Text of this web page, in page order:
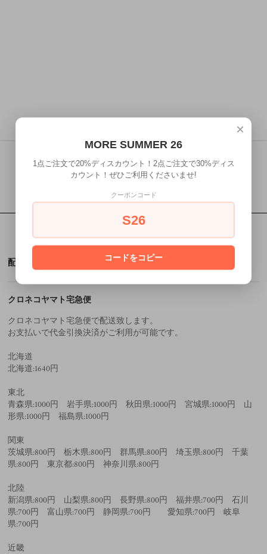
配送・送料
クロネコヤマト宅急便
クロネコヤマト宅急便で配送致します。
お支払いで代金引換決済がご利用が可能です。
北海道
北海道:1640円
東北
青森県:1000円 岩手県:1000円 秋田県:1000円 宮城県:1000円 山
形県:1000円 福島県:1000円
関東
茨城県:800円 栃木県:800円 群馬県:800円 埼玉県:800円 千葉
県:800円 東京都:800円 神奈川県:800円
北陸
新潟県:800円 山梨県:800円 長野県:800円 福井県:700円 石川
県:700円 富山県:700円 静岡県:700円 愛知県:700円 岐阜
県:700円
近畿
×
MORE SUMMER 26
1点ご注文で20%ディスカウント！2点ご注文で30%ディス
カウント！ぜひご利用くださいませ!
クーポンコード
S26
コードをコピー